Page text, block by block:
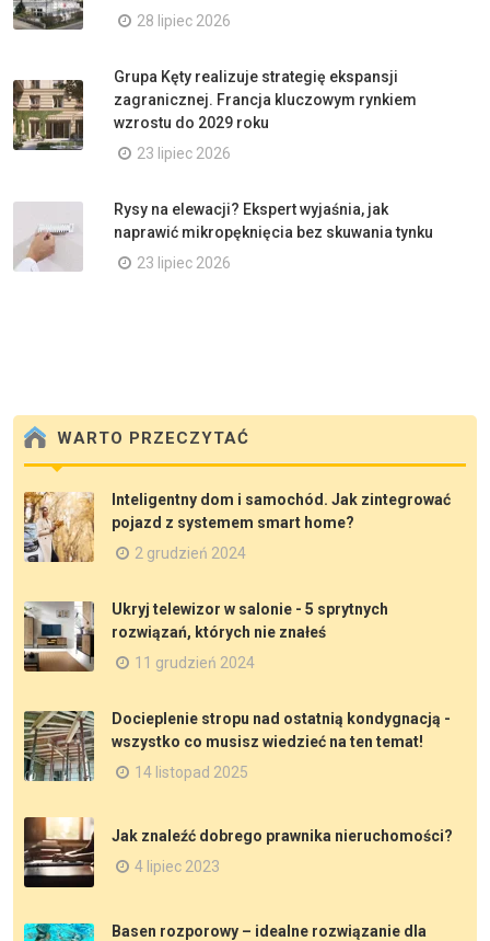
28 lipiec 2026
Grupa Kęty realizuje strategię ekspansji
zagranicznej. Francja kluczowym rynkiem
wzrostu do 2029 roku
23 lipiec 2026
Rysy na elewacji? Ekspert wyjaśnia, jak
naprawić mikropęknięcia bez skuwania tynku
23 lipiec 2026
WARTO PRZECZYTAĆ
Inteligentny dom i samochód. Jak zintegrować
pojazd z systemem smart home?
2 grudzień 2024
Ukryj telewizor w salonie - 5 sprytnych
rozwiązań, których nie znałeś
11 grudzień 2024
Docieplenie stropu nad ostatnią kondygnacją -
wszystko co musisz wiedzieć na ten temat!
14 listopad 2025
Jak znaleźć dobrego prawnika nieruchomości?
4 lipiec 2023
Basen rozporowy – idealne rozwiązanie dla